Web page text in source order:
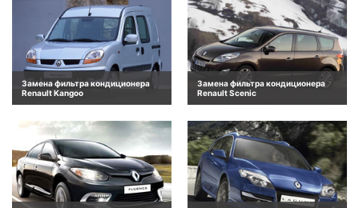
Замена фильтра кондиционера
Renault Kangoo
Замена фильтра кондиционера
Renault Scenic